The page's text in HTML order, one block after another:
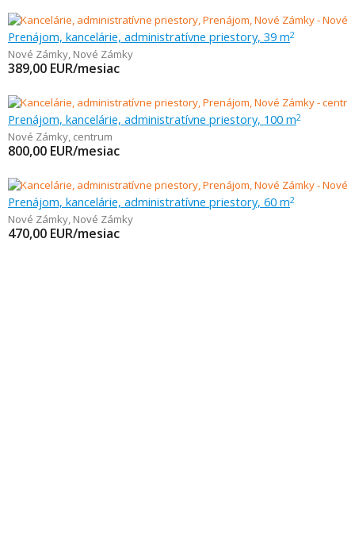
Prenájom, kancelárie, administratívne priestory, 39 m2
Nové Zámky, Nové Zámky
389,00 EUR/mesiac
Prenájom, kancelárie, administratívne priestory, 100 m2
Nové Zámky, centrum
800,00 EUR/mesiac
Prenájom, kancelárie, administratívne priestory, 60 m2
Nové Zámky, Nové Zámky
470,00 EUR/mesiac